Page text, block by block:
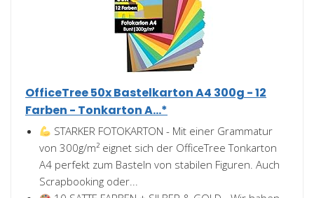
OfficeTree 50x Bastelkarton A4 300g - 12
Farben - Tonkarton A...*
STARKER FOTOKARTON - Mit einer Grammatur
von 300g/m² eignet sich der OfficeTree Tonkarton
A4 perfekt zum Basteln von stabilen Figuren. Auch
Scrapbooking oder...